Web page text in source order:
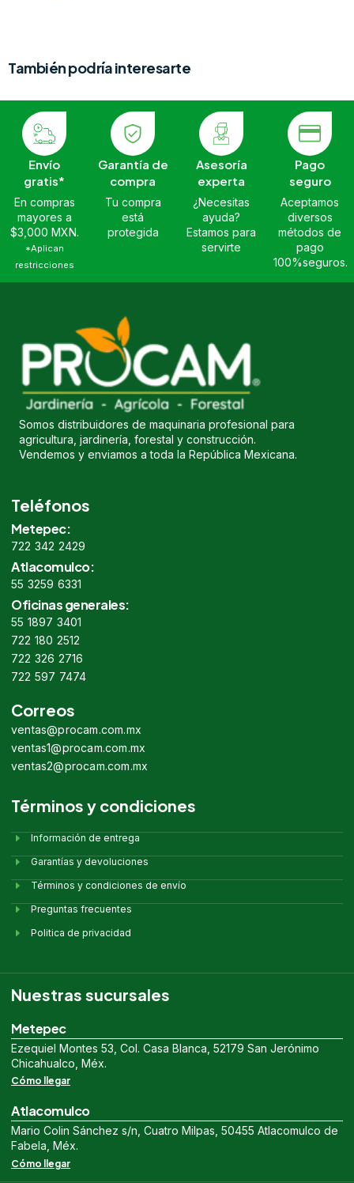
También podría interesarte
Envío
gratis*
En compras
mayores a
$3,000 MXN.
*Aplican
restricciones
Garantía de
compra
Tu compra
está
protegida
Asesoría
experta
¿Necesitas
ayuda?
Estamos para
servirte
Pago
seguro
Aceptamos
diversos
métodos de
pago
100%seguros.
Somos distribuidores de maquinaria profesional para
agricultura, jardinería, forestal y construcción.
Vendemos y enviamos a toda la República Mexicana.
Teléfonos
Metepec:
722 342 2429
Atlacomulco:
55 3259 6331
Oficinas generales:
55 1897 3401
722 180 2512
722 326 2716
722 597 7474
Correos
ventas@procam.com.mx
ventas1@procam.com.mx
ventas2@procam.com.mx
Términos y condiciones
Información de entrega
Garantías y devoluciones
Términos y condiciones de envío
Preguntas frecuentes
Politica de privacidad
Nuestras sucursales
Metepec
Ezequiel Montes 53, Col. Casa Blanca, 52179 San Jerónimo
Chicahualco, Méx.
Cómo llegar
Atlacomulco
Mario Colin Sánchez s/n, Cuatro Milpas, 50455 Atlacomulco de
Fabela, Méx.
Cómo llegar